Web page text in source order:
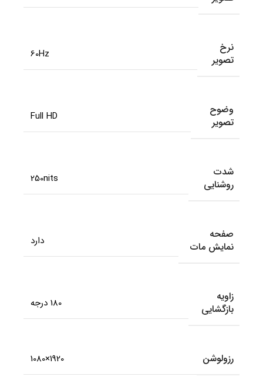
نرخ
تصویر
60Hz
وضوح
تصویر
Full HD
شدت
روشنایی
250nits
صفحه
نمایش مات
دارد
زاویه
بازگشایی
180 درجه
رزولوشن 1920×1080